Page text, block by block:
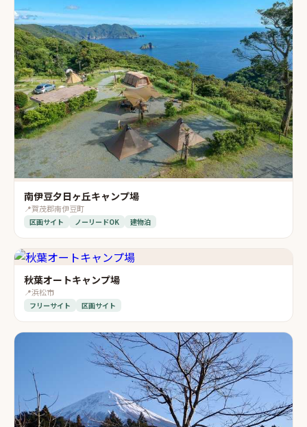
南伊豆夕日ヶ丘キャンプ場
📍賀茂郡南伊豆町
区画サイト ノーリードOK 建物泊
秋葉オートキャンプ場
📍浜松市
フリーサイト 区画サイト